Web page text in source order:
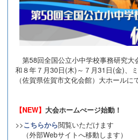
第58回全国公立小中学校事務研究大
和８年７月30日(木)～７月31日(金)、
（佐賀県佐賀市文化会館）大ホールに
【NEW】 大会ホームぺージ始動！
>>こちらから閲覧いただけます
（外部Webサイトへ移動します）